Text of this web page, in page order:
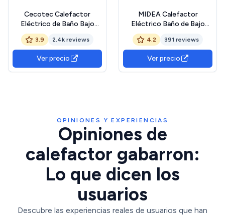
Cecotec Calefactor
Eléctrico de Baño Bajo
Consumo Ready Warm
9790 Force.
Termoventilador, 2000 W
en 2 Niveles, Termostato
Regulable, 3 Modos,
3.9 2.4k reviews
Ver precio
MIDEA Calefactor
Eléctrico Baño de Bajo
Consumo 2000W |
Calefactor con Función
Aire Frío y 2 Niveles de
Potencia | Calentador
Portatil con Termostato
4.2 391 reviews
Ver precio
OPINIONES Y EXPERIENCIAS
Opiniones de
calefactor gabarron:
Lo que dicen los
usuarios
Descubre las experiencias reales de usuarios que han